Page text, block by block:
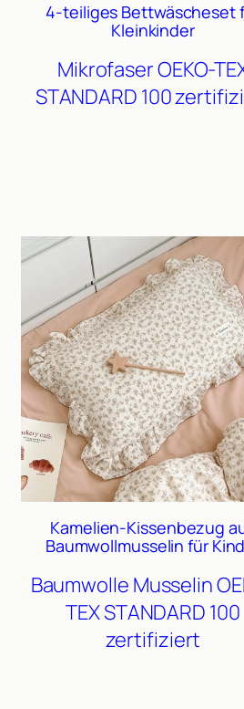
4-teiliges Bettwäscheset
Kleinkinder
MikrofaserOEKO-
STANDARD 100
Kamelien-Kissenbezug
Baumwollmusselin für
Baumwolle Musselin
TEX STANDARD 100
zertifiziert